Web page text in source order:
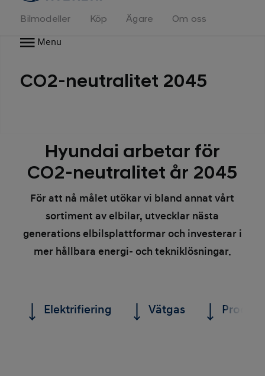
Bilmodeller Köp Ägare
Om oss
Menu
CO2-neutralitet 2045
Hyundai arbetar för
CO2-neutralitet år 2045
För att nå målet utökar vi bland annat vårt
sortiment av elbilar, utvecklar nästa
generations elbilsplattformar och investerar i
mer hållbara energi- och tekniklösningar.
Elektrifiering Vätgas